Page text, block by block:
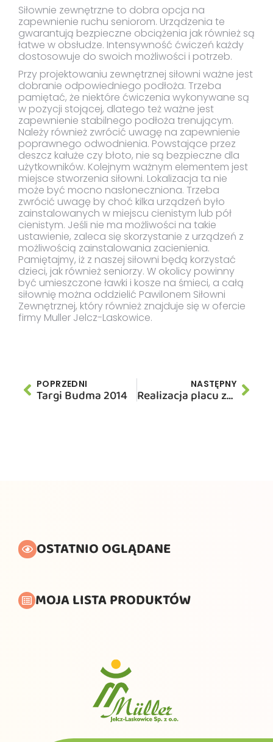
Siłownie zewnętrzne to dobra opcja na
zapewnienie ruchu seniorom. Urządzenia te
gwarantują bezpieczne obciążenia jak również są
łatwe w obsłudze. Intensywność ćwiczeń każdy
dostosowuje do swoich możliwości i potrzeb.
Przy projektowaniu zewnętrznej siłowni ważne jest
dobranie odpowiedniego podłoża. Trzeba
pamiętać, że niektóre ćwiczenia wykonywane są
w pozycji stojącej, dlatego też ważne jest
zapewnienie stabilnego podłoża trenującym.
Należy również zwrócić uwagę na zapewnienie
poprawnego odwodnienia. Powstające przez
deszcz kałuże czy błoto, nie są bezpieczne dla
użytkowników. Kolejnym ważnym elementem jest
miejsce stworzenia siłowni. Lokalizacja ta nie
może być mocno nasłoneczniona. Trzeba
zwrócić uwagę by choć kilka urządzeń było
zainstalowanych w miejscu cienistym lub pół
cienistym. Jeśli nie ma możliwości na takie
ustawienie, zaleca się skorzystanie z urządzeń z
możliwością zainstalowania zacienienia.
Pamiętajmy, iż z naszej siłowni będą korzystać
dzieci, jak również seniorzy. W okolicy powinny
być umieszczone ławki i kosze na śmieci, a całą
siłownię można oddzielić Pawilonem Siłowni
Zewnętrznej, który również znajduje się w ofercie
firmy Muller Jelcz-Laskowice.
POPRZEDNI
Targi Budma 2014
NASTĘPNY
Realizacja placu zabaw w miejscowości Ełk
OSTATNIO OGLĄDANE
MOJA LISTA PRODUKTÓW